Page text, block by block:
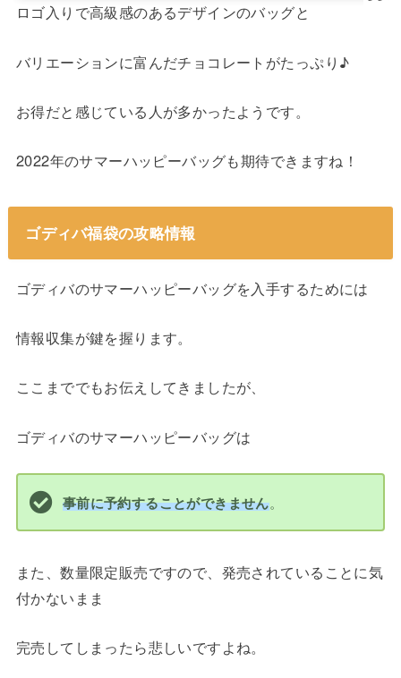
ロゴ入りで高級感のあるデザインのバッグと
バリエーションに富んだチョコレートがたっぷり♪
お得だと感じている人が多かったようです。
2022年のサマーハッピーバッグも期待できますね！
ゴディバ福袋の攻略情報
ゴディバのサマーハッピーバッグを入手するためには
情報収集が鍵を握ります。
ここまででもお伝えしてきましたが、
ゴディバのサマーハッピーバッグは
事前に予約することができません。
また、数量限定販売ですので、発売されていることに気
付かないまま
完売してしまったら悲しいですよね。